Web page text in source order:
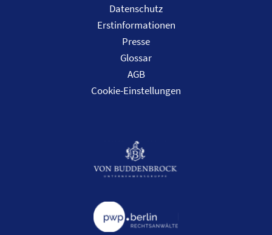
Datenschutz
Erstinformationen
Presse
Glossar
AGB
Cookie-Einstellungen